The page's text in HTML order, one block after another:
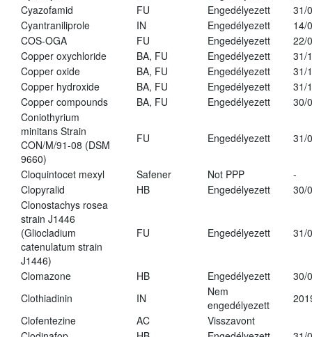
Cyazofamid
FU Engedélyezett
31/
Cyantraniliprole
IN Engedélyezett
14/
COS-OGA
FU Engedélyezett
22/
Copper oxychloride
BA, FU Engedélyezett
31/
Copper oxide
BA, FU Engedélyezett
31/
Copper hydroxide
BA, FU Engedélyezett
31/
Copper compounds
BA, FU Engedélyezett
30/
Coniothyrium
minitans Strain
CON/M/91-08 (DSM
9660)
FU Engedélyezett 31/
Cloquintocet mexyl Safener Not PPP
-
Clopyralid
HB Engedélyezett
30/
Clonostachys rosea
strain J1446
(Gliocladium
catenulatum strain
J1446)
FU Engedélyezett 31/
Clomazone HB Engedélyezett
30/
Clothiadinin
IN
Nem
engedélyezett
Clofentezine
AC
Visszavont